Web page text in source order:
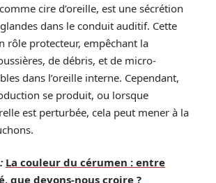
cire d’oreille, est une sécrétion
dans le conduit auditif. Cette
rôle protecteur, empêchant la
de débris, et de micro-
dans l’oreille interne. Cependant,
se produit, ou lorsque
est perturbée, cela peut mener à la
La couleur du cérumen : entre
que devons-nous croire ?